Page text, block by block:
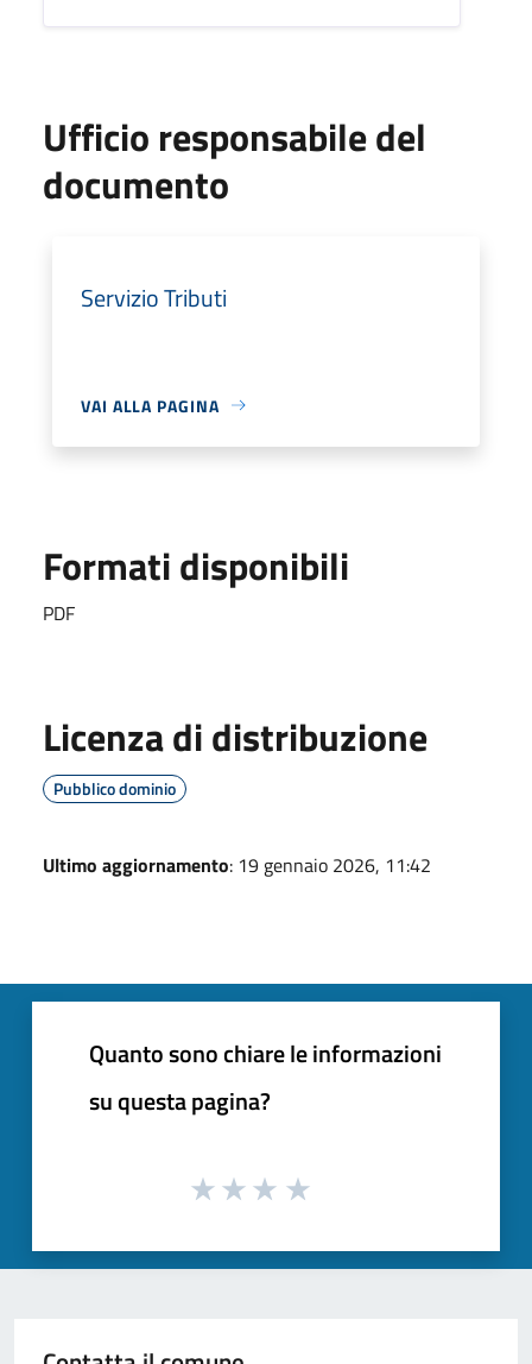
Ufficio responsabile del
documento
Servizio Tributi
VAI ALLA PAGINA
Formati disponibili
PDF
Licenza di distribuzione
Pubblico dominio
Ultimo aggiornamento: 19 gennaio 2026, 11:42
Quanto sono chiare le informazioni
su questa pagina?